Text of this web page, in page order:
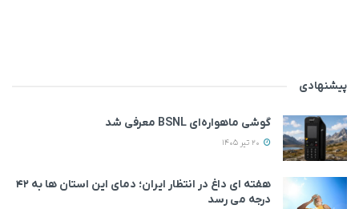
پیشنهادی
گوشی ماهواره‌ای BSNL معرفی شد
هفته ای داغ در انتظار ایران؛ دمای این استان ها به ۴۲
درجه می رسد